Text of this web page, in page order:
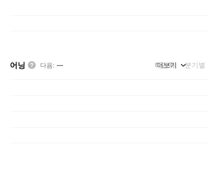
어닝 다음: — 해단위 분기별
더보기